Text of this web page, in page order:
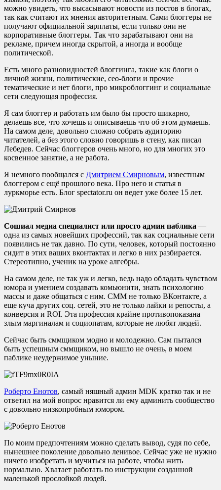
можно увидеть, что высасывают новости из постов в блогах,
так как считают их мнения авторитетным. Сами блоггеры не
получают официальной зарплаты, если только они не
корпоративные блоггеры. Так что зарабатывают они на
рекламе, причем иногда скрытой, а иногда и вообще
политической.
Есть много разновидностей блоггинга, такие как блоги о
личной жизни, политические, сео-блоги и прочие
тематические и нет блоги, про микроблоггинг и социальные
сети следующая профессия.
Я сам блоггер и работать им было бы просто шикарно,
делаешь все, что хочешь и описываешь что об этом думаешь.
На самом деле, довольно сложно собрать аудиторию
читателей, а без этого словно говоришь в стену, как писал
Лебедев. Сейчас блоггеров очень много, но для многих это
косвенное занятие, а не работа.
Я немного пообщался с Дмитрием Смирновым, известным
блоггером с ещё прошлого века. Про него и статья в
луркморье есть. Блог spectator.ru он ведет уже более 15 лет.
Сошиал медиа специалист или просто админ паблика —
одна из самых новейших профессий, так как социальные сети
появились не так давно. По сути, человек, который постоянно
сидит в этих ваших вконтактах и легко в них разбирается.
Стереотипно, ученик на уроке алгебры.
На самом деле, не так уж и легко, ведь надо обладать чувством
юмора и умением создавать комьюнити, знать психологию
массы и даже общаться с ним. СММ не только ВКонтакте, а
еще куча других соц. сетей, это не только лайки и репосты, а
конверсия и ROI. Эта профессия крайне противопоказана
злым маргиналам и социопатам, которые не любят людей.
Сейчас быть сммщиком модно и молодежно. Сам пытался
быть успешным сммщиком, но вышло не очень, в моем
паблике неудержимое уныние.
Роберто Енотов, самый няшный админ MDK кратко так и не
ответил на мой вопрос нравится ли ему админить сообщество
с довольно низкопробным юмором.
По моим предпочтениям можно сделать вывод, судя по себе,
нынешнее поколение довольно ленивое. Сейчас уже не нужно
ничего изобретать и мучиться на работе, чтобы жить
нормально. Хватает работать по инструкции созданной
маленькой прослойкой людей.